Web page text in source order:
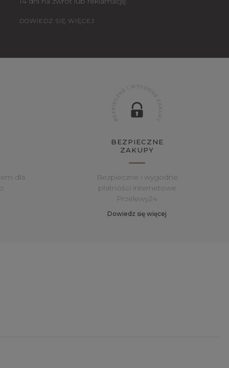
DOWIEDZ SIĘ WIĘCEJ
dla
BEZPIECZNE
ZAKUPY
Bezpieczne i wygodne
płatności internetowe
Przelewy24
Dowiedz się więcej